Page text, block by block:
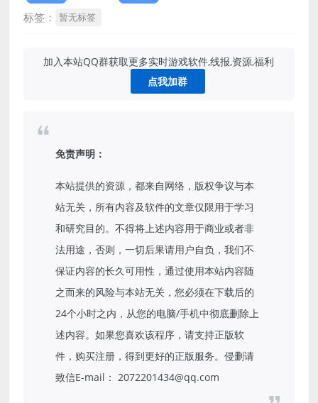
标签： 暂无标签
加入本站QQ群获取更多实时游戏软件,线报,资源,福利
点我加群
免责声明：
本站提供的资源，都来自网络，版权争议与本
站无关，所有内容及软件的文章仅限用于学习
和研究目的。不得将上述内容用于商业或者非
法用途，否则，一切后果请用户自负，我们不
保证内容的长久可用性，通过使用本站内容随
之而来的风险与本站无关，您必须在下载后的
24个小时之内，从您的电脑/手机中彻底删除上
述内容。如果您喜欢该程序，请支持正版软
件，购买注册，得到更好的正版服务。侵删请
致信E-mail： 2072201434@qq.com